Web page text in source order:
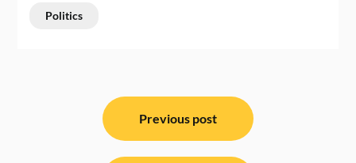
Politics
Previous post